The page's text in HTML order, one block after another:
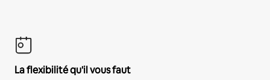
La flexibilité qu'il vous faut